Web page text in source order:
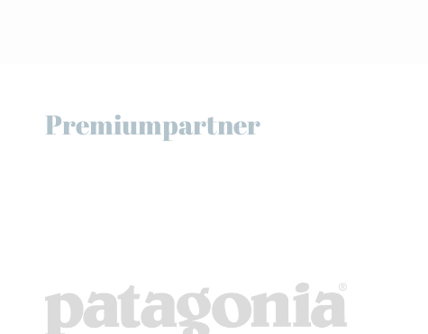
Premiumpartner